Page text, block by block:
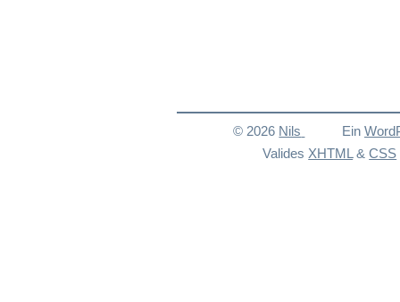
© 2026 Nils Ein
Valides XHTML &CSS